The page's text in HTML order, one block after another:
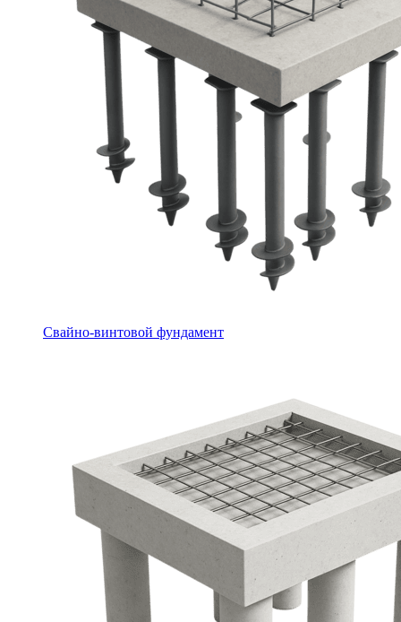
Свайно-винтовой фундамент